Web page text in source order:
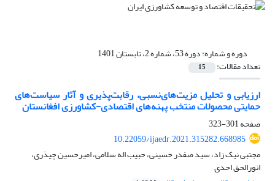
دوره و شماره:دوره 53، شماره 2، تابستان 1401
تعداد مقالات: 15
ارزیابی و تحلیل مزیت‌های‌نسبی، رقابت‌پذیری و آثار سیاست‌های
حمایتی محصولات منتخب پهنه‌های اقتصادی-کشاورزی افغانستان
صفحه301-323
10.22059/ijaedr.2021.315282.668985
مجتبی نیک زاد، سید صفدر حسینی، حبیب اله سلامی، امیرحسین چیذری،
انورالحق احدی